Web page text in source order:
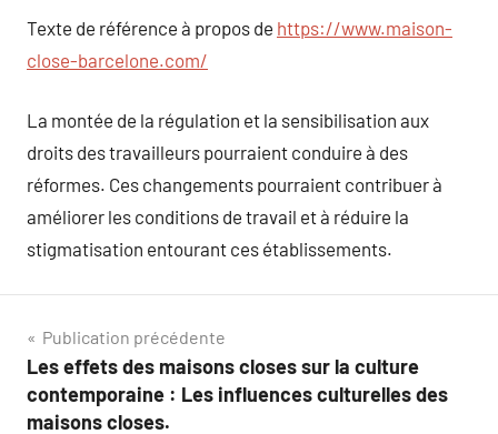
Texte de référence à propos de https://www.maison-
close-barcelone.com/
La montée de la régulation et la sensibilisation aux
droits des travailleurs pourraient conduire à des
réformes. Ces changements pourraient contribuer à
améliorer les conditions de travail et à réduire la
stigmatisation entourant ces établissements.
Navigation
de
Publication précédente
Les effets des maisons closes sur la culture
contemporaine : Les influences culturelles des
maisons closes.